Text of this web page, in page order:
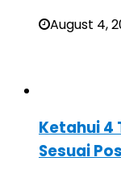
August 4,
Ketahui 4
Sesuai